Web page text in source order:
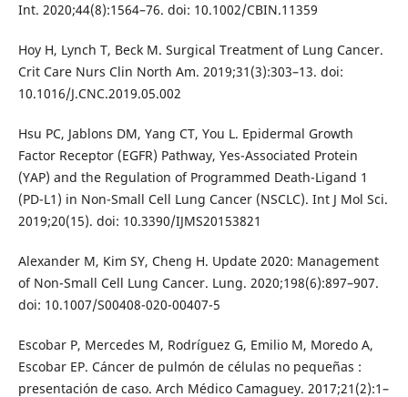
Int. 2020;44(8):1564–76. doi: 10.1002/CBIN.11359
Hoy H, Lynch T, Beck M. Surgical Treatment of Lung Cancer.
Crit Care Nurs Clin North Am. 2019;31(3):303–13. doi:
10.1016/J.CNC.2019.05.002
Hsu PC, Jablons DM, Yang CT, You L. Epidermal Growth
Factor Receptor (EGFR) Pathway, Yes-Associated Protein
(YAP) and the Regulation of Programmed Death-Ligand 1
(PD-L1) in Non-Small Cell Lung Cancer (NSCLC). Int J Mol Sci.
2019;20(15). doi: 10.3390/IJMS20153821
Alexander M, Kim SY, Cheng H. Update 2020: Management
of Non-Small Cell Lung Cancer. Lung. 2020;198(6):897–907.
doi: 10.1007/S00408-020-00407-5
Escobar P, Mercedes M, Rodríguez G, Emilio M, Moredo A,
Escobar EP. Cáncer de pulmón de células no pequeñas :
presentación de caso. Arch Médico Camaguey. 2017;21(2):1–